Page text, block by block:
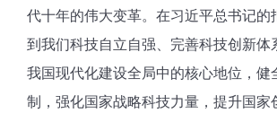
代十年的伟大变革。在习近平总书记的
到我们科技自立自强、完善科技创新体
我国现代化建设全局中的核心地位，健
制，强化国家战略科技力量，提升国家